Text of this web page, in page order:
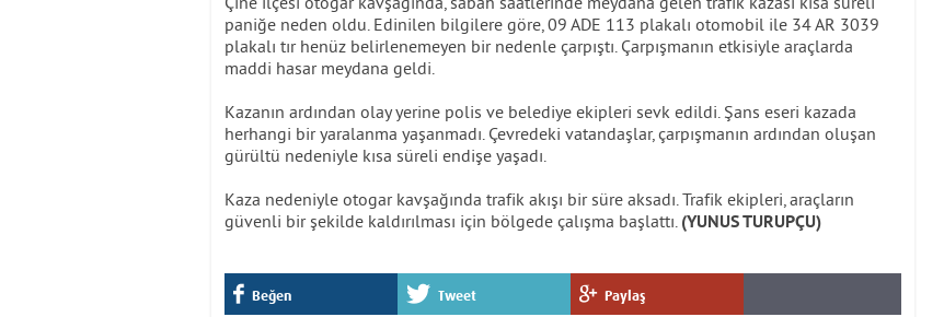
paniğe neden oldu. Edinilen bilgilere göre, 09 ADE 113 plakalı otomobil ile 34 AR 3039
plakalı tır henüz belirlenemeyen bir nedenle çarpıştı. Çarpışmanın etkisiyle araçlarda
maddi hasar meydana geldi.
Kazanın ardından olay yerine polis ve belediye ekipleri sevk edildi. Şans eseri kazada
herhangi bir yaralanma yaşanmadı. Çevredeki vatandaşlar, çarpışmanın ardından oluşan
gürültü nedeniyle kısa süreli endişe yaşadı.
Kaza nedeniyle otogar kavşağında trafik akışı bir süre aksadı. Trafik ekipleri, araçların
güvenli bir şekilde kaldırılması için bölgede çalışma başlattı. (YUNUS TURUPÇU)
Beğen Tweet Paylaş